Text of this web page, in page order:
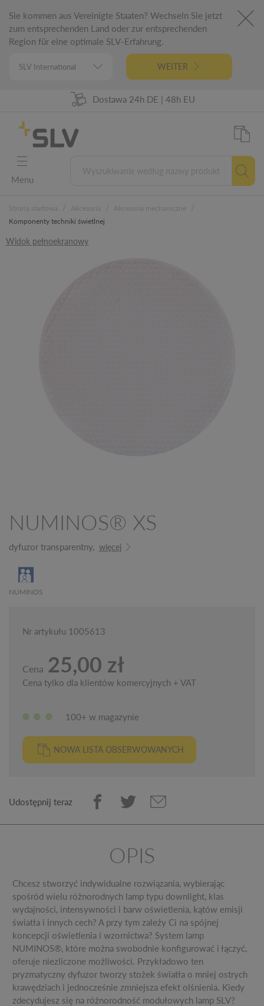
Sie kommen aus Vereinigte Staaten? Wechseln Sie jetzt
zum entsprechenden Land oder zur entsprechenden
Region für eine optimale SLV-Erfahrung.
WEITER
98% Dostępności towarów
Dostawa 24h DE | 48h EU
5 lat gwarancji
Niemiecka inżynieria
Menu
Komponenty techniki świetlnej
Widok pełnoekranowy
NUMINOS® XS
dyfuzor transparentny, więcej
NUMINOS
Nr artykułu 1005613
Cena 25,00 zł
Cena tylko dla klientów komercyjnych + VAT
100+ w magazynie
NOWA LISTA OBSERWOWANYCH
Udostępnij teraz
OPIS
Chcesz stworzyć indywidualne rozwiązania, wybierając
spośród wielu różnorodnych lamp typu downlight, klas
wydajności, intensywności i barw oświetlenia, kątów emisji
światła i innych cech? A przy tym zależy Ci na spójnej
koncepcji oświetlenia i wzornictwa? System lamp
NUMINOS®, które można swobodnie konfigurować i łączyć,
oferuje niezliczone możliwości. Przykładowo ten
pryzmatyczny dyfuzor tworzy stożek światła o mniej ostrych
krawędziach i jednocześnie zmniejsza efekt olśnienia. Kiedy
zdecydujesz się na różnorodność modułowych lamp SLV?